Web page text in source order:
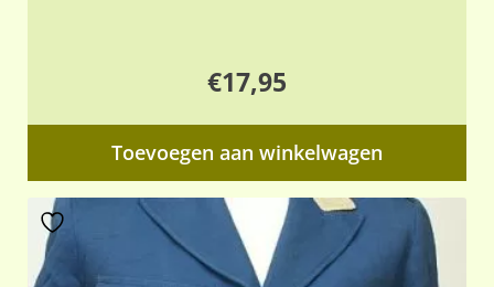
€17,95
Toevoegen aan winkelwagen